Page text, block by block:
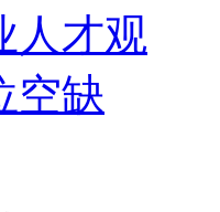
人才观
空缺